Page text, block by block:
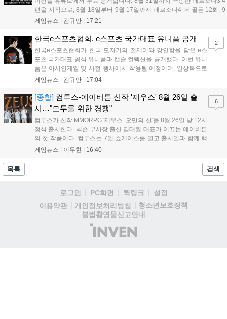
편을 시작으로, 8월 18일부터 9월 17일까지 페르소나4 더 골든 12화, 9
월 15일부터 10월 14일까지 페르소나5 시리즈가 순차 공개됩니다. 또한
영상 및 대형 전광판에 소개될 예정입니다....
게임뉴스 | 김규만 | 17:21
한국e스포츠협회, e스포츠 국가대표 유니폼 공개
한국e스포츠협회가 한국 도자기의 절제미와 강인함을 담은 e스
포츠 국가대표 공식 유니폼과 캡슐 컬렉션을 공개했다. 이번 유니
폼은 아시안게임 및 사전 행사에서 착용될 예정이며, 일상복으로
구성된 컬렉션은 오는 8월 28일부터 골스튜디오 공식 홈페이지
서는 대회 규정에 따라 별도의 유니폼을 착용할 계획이다....
게임뉴스 | 김규만 | 17:04
2
[종합] 컴투스-에이버튼 신작 '제우스' 8월 26일 출
시…"모두를 위한 경쟁"
컴투스가 신작 MMORPG '제우스: 오만의 신'을 8월 26일 낮 12시
정식 출시한다. 넥슨 부사장 출신 김대훤 대표가 이끄는 에이버튼
의 첫 작품이다. 컴투스는 7일 쇼케이스를 열고 출시일과 함께 핵
심 콘텐츠, 유료화 정책, 운영 방향을 공개했다. 캐릭터명 선점은
게임뉴스 | 이두현 | 16:40
6
목록 검색
로그인 PC화면 퀵링크
설정
이용약관
개인정보처리방침
청소년보호정책
불법촬영물신고안내
(주)
인